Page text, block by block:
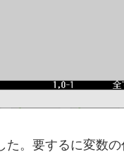
。要するに変数